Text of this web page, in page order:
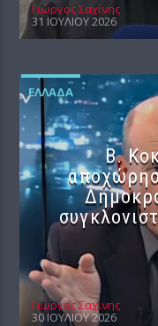
Γιώργος Σαχίνης
31 ΙΟΥΛΊΟΥ 2026
ΕΛΛΆΔΑ
Β.
Γιώργος Σαχίνης
30 ΙΟΥΛΊΟΥ 2026